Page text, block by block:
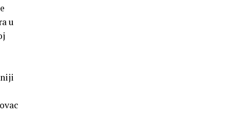
u